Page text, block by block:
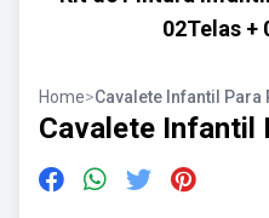
02Telas +
Home>Cavalete Infantil Para
Cavalete Infantil